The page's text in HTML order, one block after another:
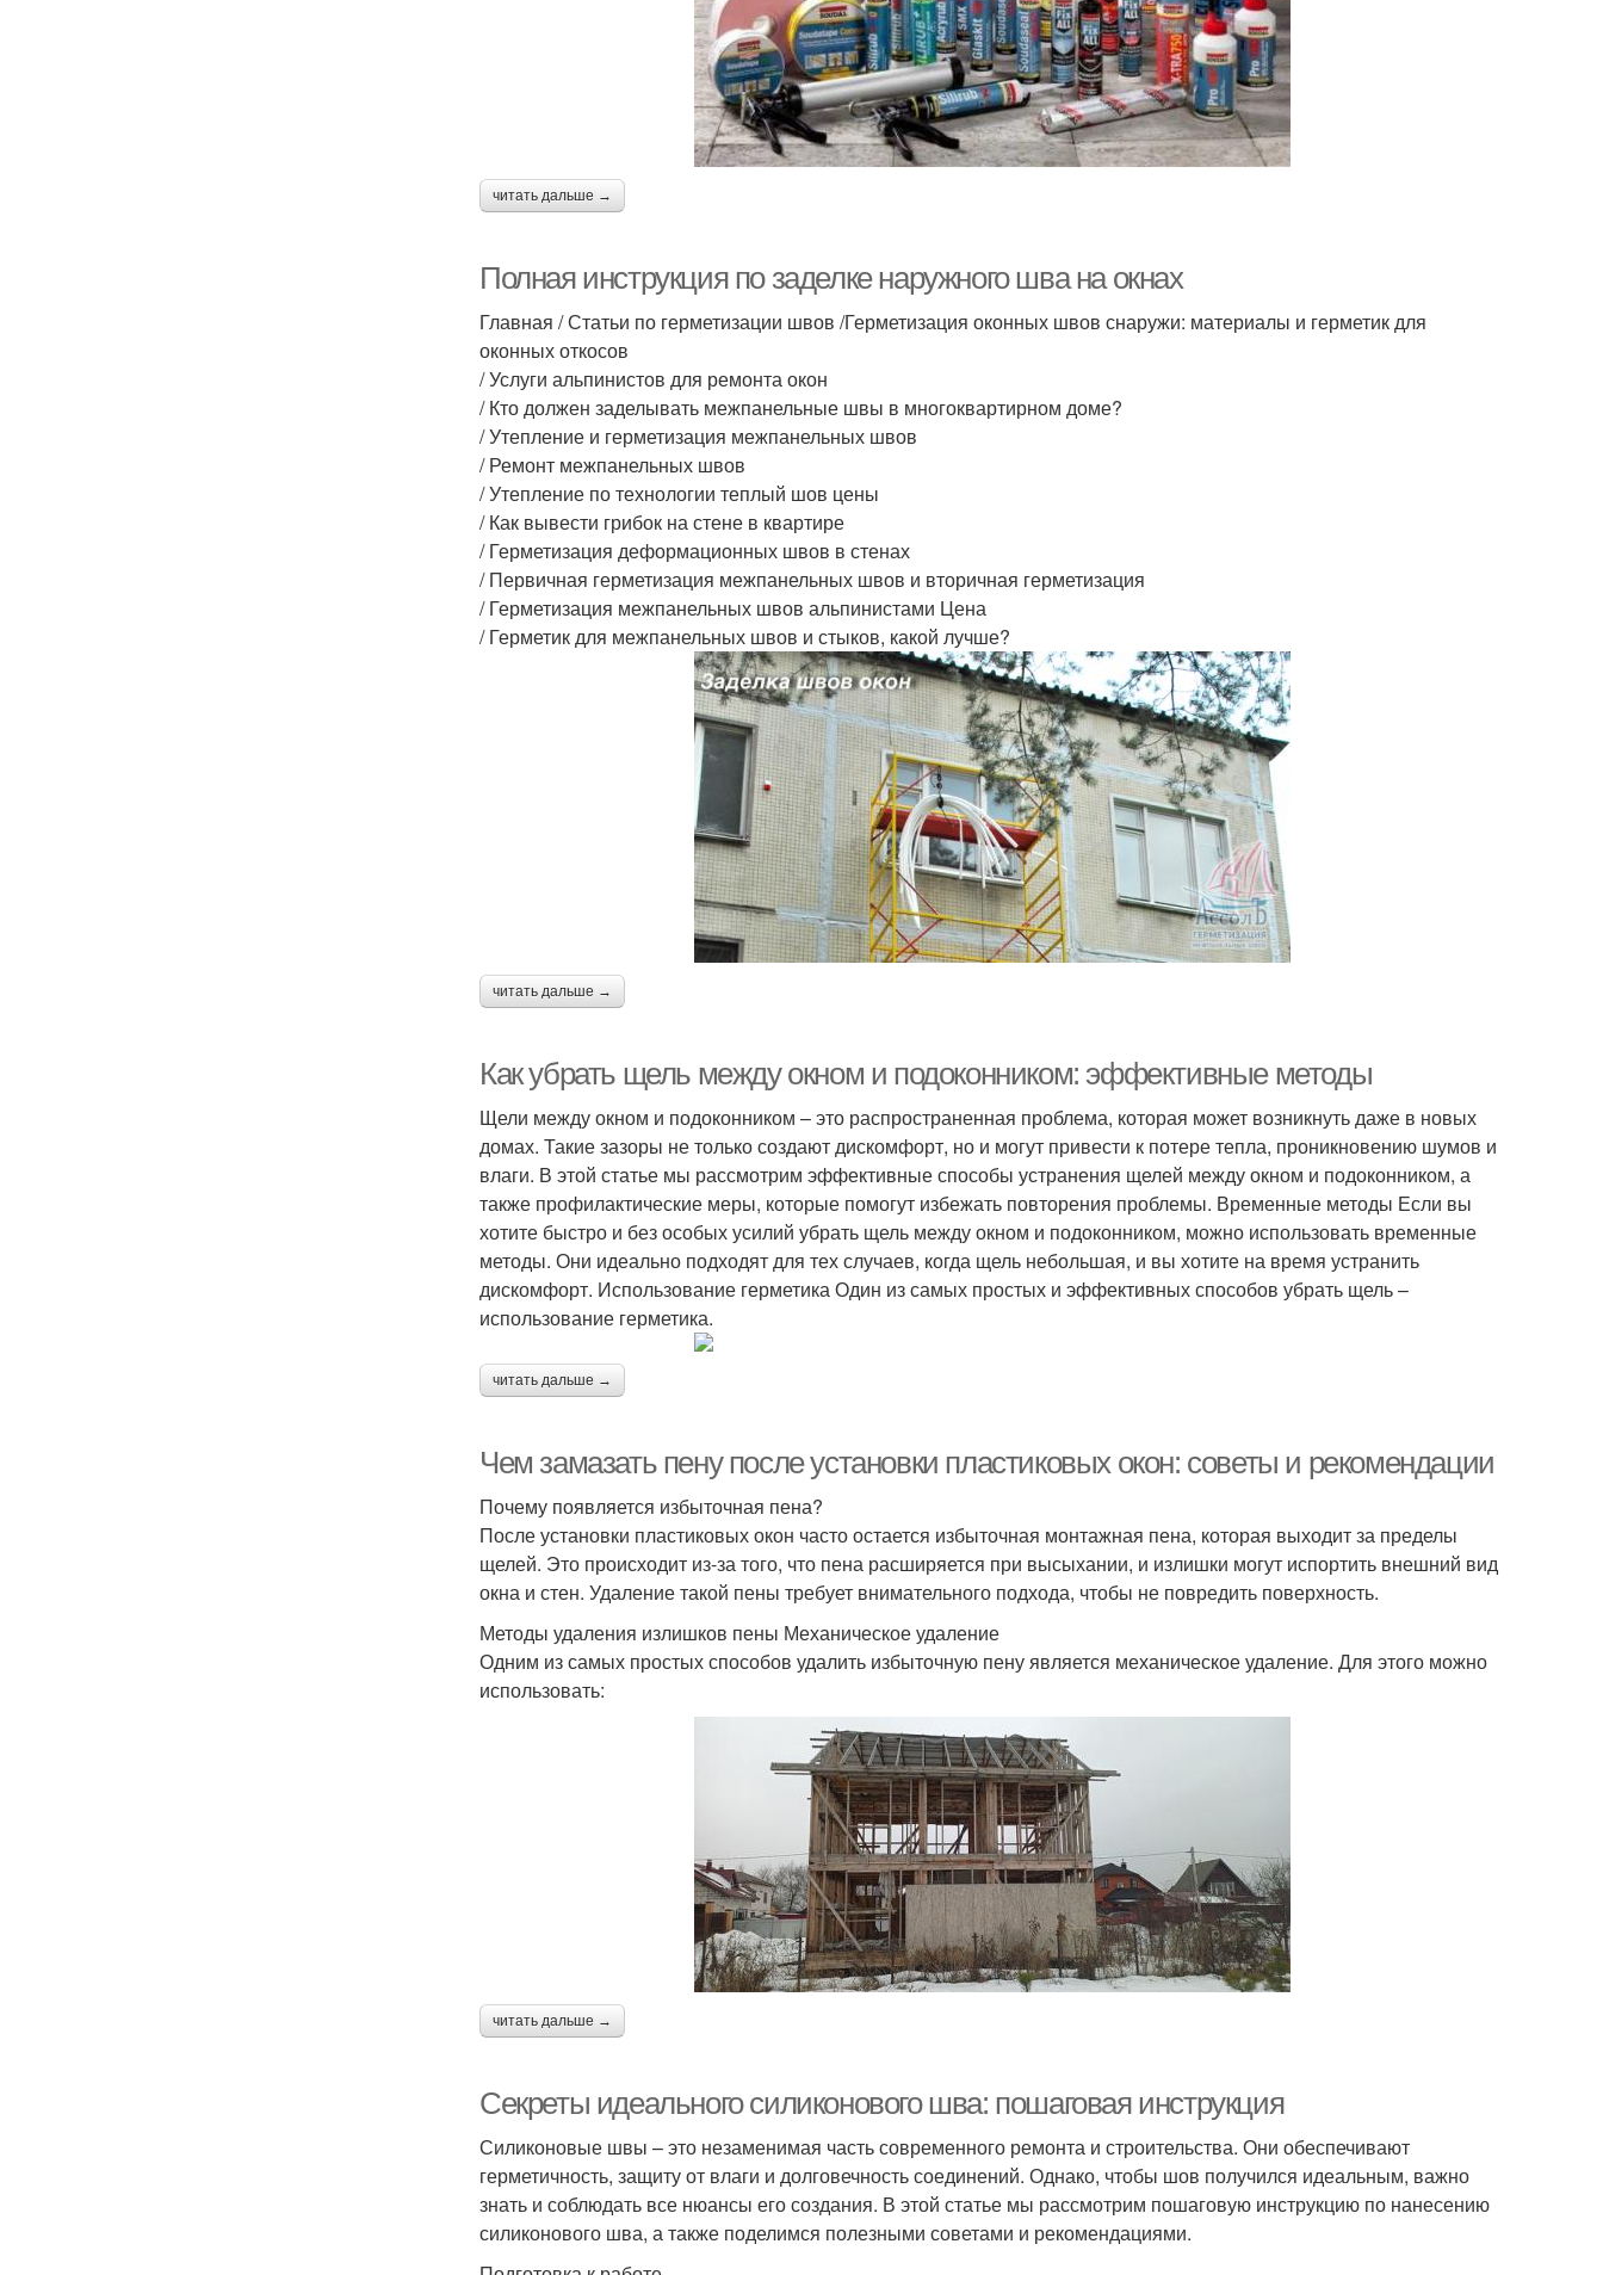
читать дальше →
Полная инструкция по заделке наружного шва на окнах
Главная / Статьи по герметизации швов /Герметизация оконных швов снаружи: материалы и герметик для
оконных откосов
/ Услуги альпинистов для ремонта окон
/ Кто должен заделывать межпанельные швы в многоквартирном доме?
/ Утепление и герметизация межпанельных швов
/ Ремонт межпанельных швов
/ Утепление по технологии теплый шов цены
/ Как вывести грибок на стене в квартире
/ Герметизация деформационных швов в стенах
/ Первичная герметизация межпанельных швов и вторичная герметизация
/ Герметизация межпанельных швов альпинистами Цена
/ Герметик для межпанельных швов и стыков, какой лучше?
читать дальше →
Как убрать щель между окном и подоконником: эффективные методы
Щели между окном и подоконником – это распространенная проблема, которая может возникнуть даже в новых
домах. Такие зазоры не только создают дискомфорт, но и могут привести к потере тепла, проникновению шумов и
влаги. В этой статье мы рассмотрим эффективные способы устранения щелей между окном и подоконником, а
также профилактические меры, которые помогут избежать повторения проблемы. Временные методы Если вы
хотите быстро и без особых усилий убрать щель между окном и подоконником, можно использовать временные
методы. Они идеально подходят для тех случаев, когда щель небольшая, и вы хотите на время устранить
дискомфорт. Использование герметика Один из самых простых и эффективных способов убрать щель –
использование герметика.
читать дальше →
Чем замазать пену после установки пластиковых окон: советы и рекомендации
Почему появляется избыточная пена?
После установки пластиковых окон часто остается избыточная монтажная пена, которая выходит за пределы
щелей. Это происходит из-за того, что пена расширяется при высыхании, и излишки могут испортить внешний вид
окна и стен. Удаление такой пены требует внимательного подхода, чтобы не повредить поверхность.
Методы удаления излишков пены Механическое удаление
Одним из самых простых способов удалить избыточную пену является механическое удаление. Для этого можно
использовать:
читать дальше →
Секреты идеального силиконового шва: пошаговая инструкция
Силиконовые швы – это незаменимая часть современного ремонта и строительства. Они обеспечивают
герметичность, защиту от влаги и долговечность соединений. Однако, чтобы шов получился идеальным, важно
знать и соблюдать все нюансы его создания. В этой статье мы рассмотрим пошаговую инструкцию по нанесению
силиконового шва, а также поделимся полезными советами и рекомендациями.